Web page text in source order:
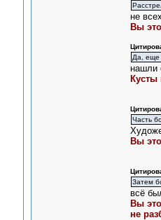
не
Вы
Да, еще
нашли
Часть
Вы
Затем
всё
Вы
не